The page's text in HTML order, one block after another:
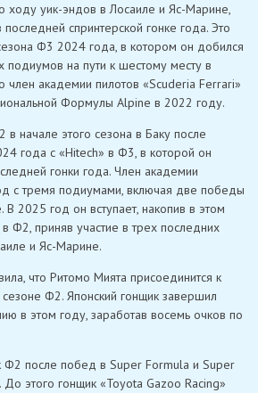
ходу уик-эндов в Лосаиле и Яс-Марине,
спринтерской гонке года. Это
Ф3 2024 года, в котором он добился
на пути к шестому месту в
член академии пилотов «Scuderia Ferrari»
Формулы Alpine в 2022 году.
начале этого сезона в Баку после
года с «Hitech» в Ф3, в которой он
гонки года. Член академии
с тремя подиумами, включая две победы
2025 год он вступает, накопив в этом
Ф2, приняв участие в трех последних
и Яс-Марине.
что Ритомо Мията присоединится к
Ф2. Японский гонщик завершил
в этом году, заработав восемь очков по
Ф2 после побед в Super Formula и Super
этого гонщик «Toyota Gazoo Racing»